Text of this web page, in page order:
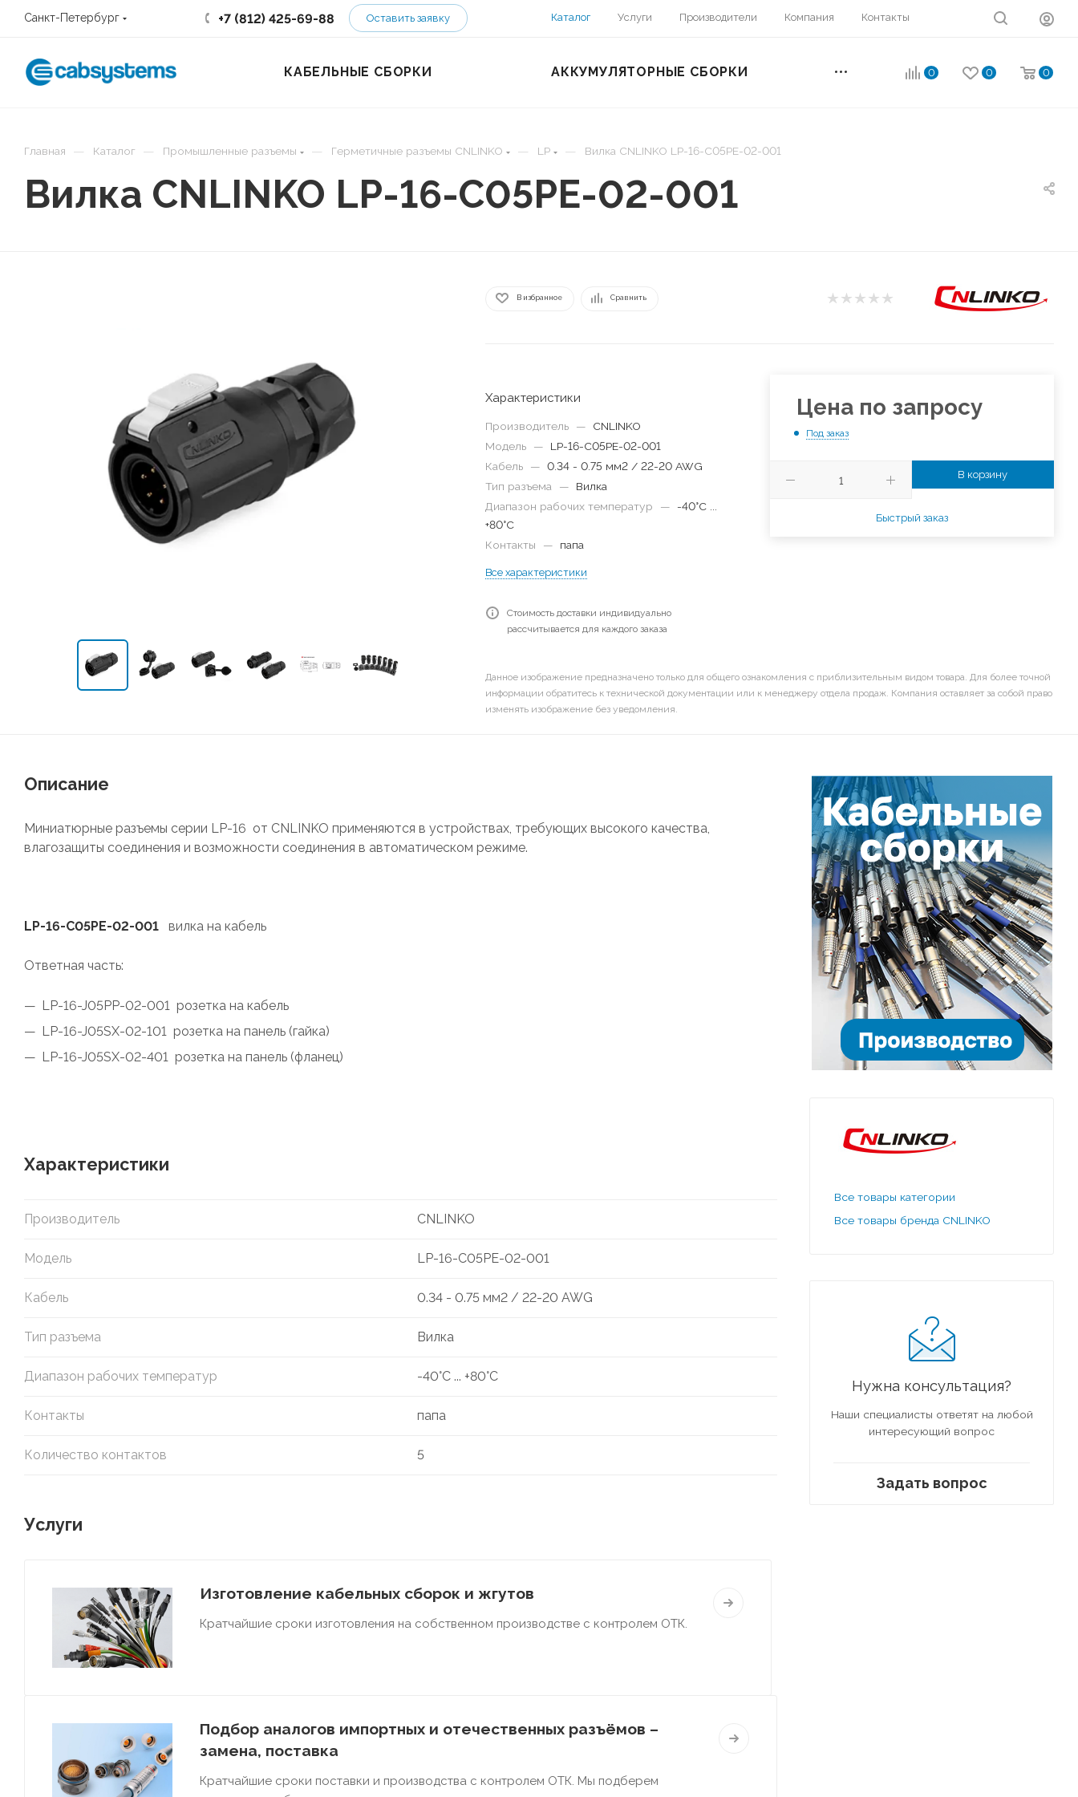
Санкт-Петербург +7 (812) 425-69-88 Оставить заявку Каталог Услуги Производители Компания Контакты
0 0 0
КАБЕЛЬНЫЕ СБОРКИ АККУМУЛЯТОРНЫЕ СБОРКИ
Главная — Каталог — Промышленные разъемы — Герметичные разъемы CNLINKO — LP — Вилка CNLINKO LP-16-C05PE-02-001
Вилка CNLINKO LP-16-C05PE-02-001
В избранное Сравнить
Характеристики
Производитель —
CNLINKO
Модель
—
LP-16-C05PE-02-001
Кабель
— 0.34 - 0.75 мм2 / 22-20 AWG
Тип разъема
—
Вилка
Диапазон рабочих температур
—
-40°С ...
+80°С
Контакты
— папа
Все характеристики
Стоимость доставки индивидуально
рассчитывается для каждого заказа
Цена по запросу
Под заказ
В корзину
Быстрый заказ
Данное изображение предназначено только для общего ознакомления с приблизительным видом товара. Для более точной
информации обратитесь к технической документации или к менеджеру отдела продаж. Компания оставляет за собой право
изменять изображение без уведомления.
Описание
Миниатюрные разъемы серии LP-16 от CNLINKO применяются в устройствах, требующих высокого качества,
влагозащиты соединения и возможности соединения в автоматическом режиме.
LP-16-C05PE-02-001 вилка на кабель
Ответная часть:
LP-16-J05PP-02-001 розетка на кабель
LP-16-J05SX-02-101 розетка на панель (гайка)
LP-16-J05SX-02-401 розетка на панель (фланец)
Характеристики
Производитель CNLINKO
Модель LP-16-C05PE-02-001
Кабель 0.34 - 0.75 мм2 / 22-20 AWG
Тип разъема Вилка
Диапазон рабочих температур -40°С ... +80°С
Контакты папа
Количество контактов 5
Услуги
Изготовление кабельных сборок и жгутов
Кратчайшие сроки изготовления на собственном производстве с контролем ОТК.
Подбор аналогов импортных и отечественных разъёмов –
замена, поставка
Кратчайшие сроки поставки и производства с контролем ОТК. Мы подберем
Все товары категории
Все товары бренда CNLINKO
Нужна консультация?
Наши специалисты ответят на любой
интересующий вопрос
Задать вопрос